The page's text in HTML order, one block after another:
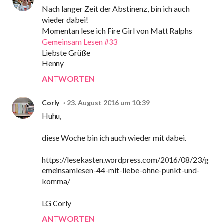
Nach langer Zeit der Abstinenz, bin ich auch
wieder dabei!
Momentan lese ich Fire Girl von Matt Ralphs
Gemeinsam Lesen #33
Liebste Grüße
Henny
ANTWORTEN
Corly 23. August 2016 um 10:39
Huhu,
diese Woche bin ich auch wieder mit dabei.
https://lesekasten.wordpress.com/2016/08/23/g
emeinsamlesen-44-mit-liebe-ohne-punkt-und-
komma/
LG Corly
ANTWORTEN